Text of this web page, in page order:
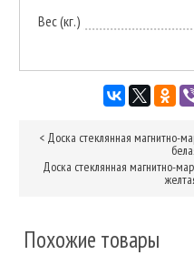
Вес (кг.)
< Доска стеклянная магнитно-
Доска стеклянная магнитно-
Похожие товары